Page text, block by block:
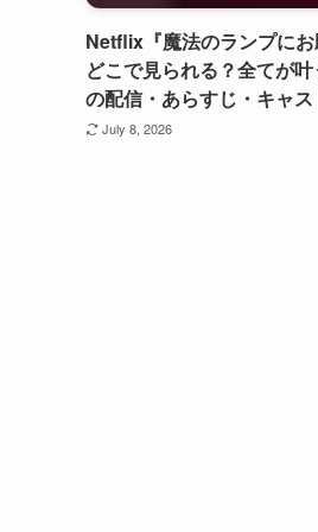
Netflix『魔法のランプに
どこで見られる？全てが叶
の配信・あらすじ・キャ
July 8, 2026